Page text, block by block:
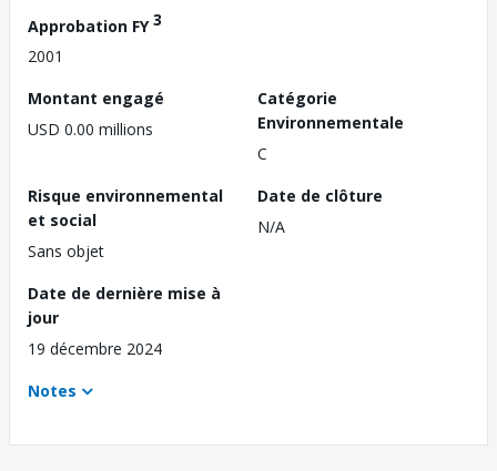
Approbation FY3
2001
Montant engagé
USD 0.00 millions
Catégorie
Environnementale
C
Risque environnemental
et social
Sans objet
Date de clôture
N/A
Date de dernière mise à
jour
19 décembre 2024
Notes